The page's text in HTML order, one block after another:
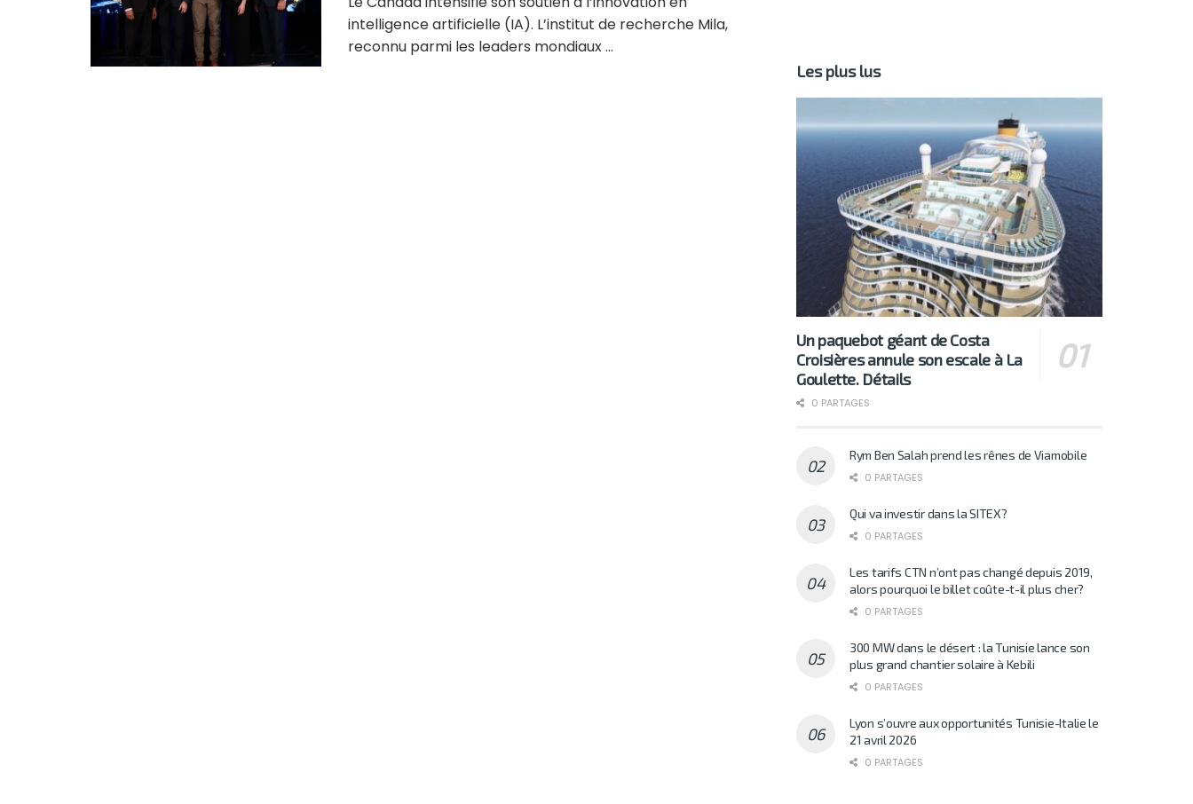
intelligence artificielle (IA). L’institut de recherche Mila,
reconnu parmi les leaders mondiaux ...
Les plus lus
Un paquebot géant de Costa
Croisières annule son escale à La
Goulette. Détails
0 PARTAGES
Rym Ben Salah prend les rênes de Viamobile
0 PARTAGES
Qui va investir dans la SITEX?
0 PARTAGES
Les tarifs CTN n’ont pas changé depuis 2019,
alors pourquoi le billet coûte-t-il plus cher?
0 PARTAGES
300 MW dans le désert : la Tunisie lance son
plus grand chantier solaire à Kebili
0 PARTAGES
Lyon s’ouvre aux opportunités Tunisie-Italie le
21 avril 2026
0 PARTAGES